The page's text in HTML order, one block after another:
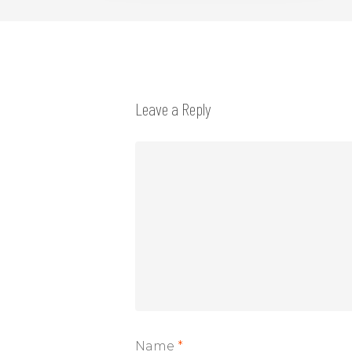
Leave a Reply
Name *